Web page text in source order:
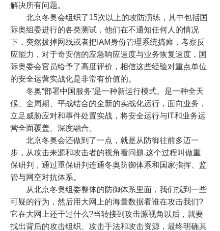
解决所有问题。
北京冬奥会组织了15次以上的攻防演练，其中包括国
际奥组委进行的各类测试，他们在不通知任何人的情况
下，突然拔掉网线或者把IAM身份管理系统搞瘫，考察反
应能力，对于奇安信的应急响应速度与业务恢复速度，国
际奥委会官员给予了高度评价，相信这些经验对重点单位
的安全运营实战化是非常有价值的。
冬奥“部署中国服务”是一种新运行模式。是一种全天
候、全周期、平战结合的全新的实战化运行，面向业务，
立足威胁应对和事件处置实战，将安全运行与IT和业务运
营全面覆盖、深度融合。
北京冬奥会还做到了一点，就是从防御往前多迈一
步，从攻击来源和攻击者的视角看问题,这个过程叫做重
保研判，通过重保研判连通冬奥防御体系和国家指挥、监
管与网空对抗体系。
从北京冬奥组委整体的防御体系里面，我们找到一些
可疑的行为，然后用大网上的海量数据看谁在攻击我们?
它在大网上还干过什么?当转接到攻击源视角以后，就要
找出背后的攻击组织、攻击手法和攻击资源，最终明确其